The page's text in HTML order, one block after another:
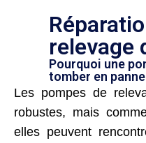
relevage
Pourquoi une
tomber en panne
Les pompes de
robustes, mais
elles peuvent